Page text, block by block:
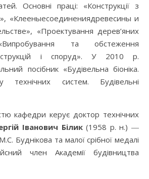
Основні праці: «Конструкції з
«Клееныесоединениядревесины и
«Проектування дерев’яних
та обстеження
і споруд». У 2010 р.
посібник «Будівельна біоніка.
технічних систем. Будівельні
кафедри керує доктор технічних
Іванович Білик(1958 р. н.) ―
Буднікова та малої срібної медалі
член Академії будівництва